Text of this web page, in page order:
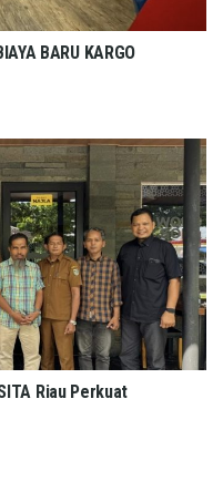
BARU KARGO
Riau Perkuat